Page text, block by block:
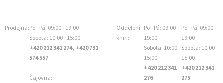
Prodejna:Po - Pá: 09:00 - 19:00
Sobota: 10:00 - 15:00
+420 212 341 274, +420 731
574 557
Čajovna:
Oddělení
knih:
Po - Pá: 09:00 -
19:00
Sobota: 10:00 -
15:00
+420 212 341
276
Po - Pá: 09:00 -
19:00
Sobota: 10:00 -
15:00
+420 212 341
275